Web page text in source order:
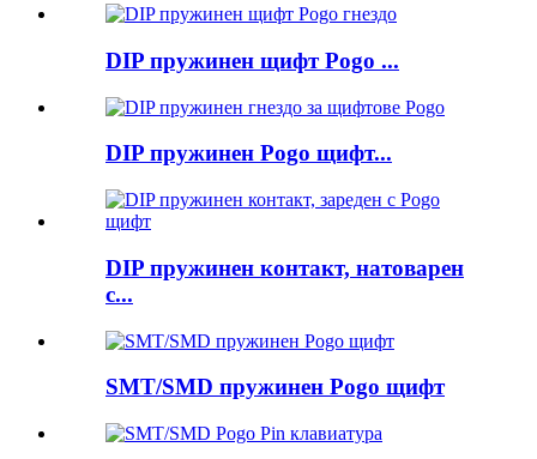
DIP пружинен щифт Pogo ...
DIP пружинен Pogo щифт...
DIP пружинен контакт, натоварен
с...
SMT/SMD пружинен Pogo щифт